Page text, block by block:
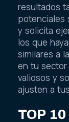
resultados
potenciales
y solicita
los que
similares a
en tu
valiosos y
ajusten a
TOP